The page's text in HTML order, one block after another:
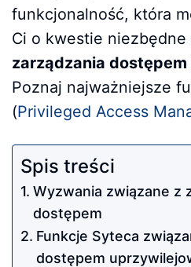
funkcjonalność, która
Ci o kwestie niezbędne
zarządzania
Poznaj najważniejsze
(Privileged Access
Spis treści
Wyzwania związane z
dostępem
Funkcje Syteca
dostępem